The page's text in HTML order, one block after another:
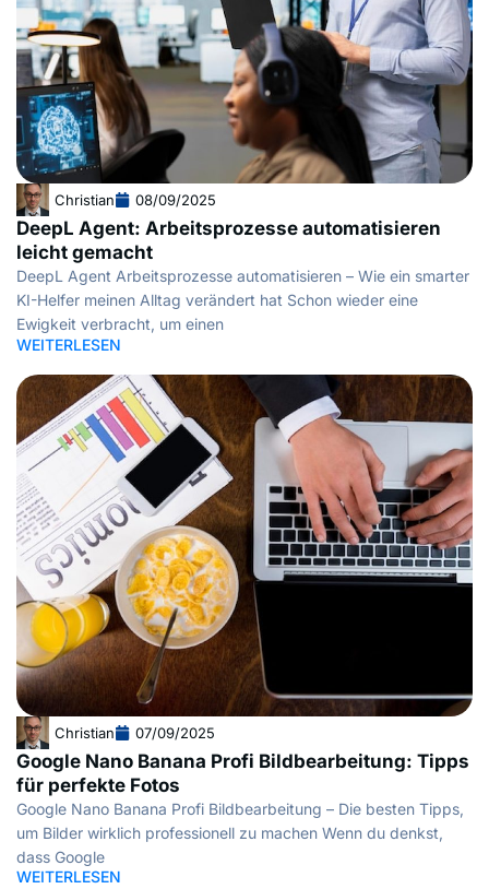
Christian 08/09/2025
DeepL Agent: Arbeitsprozesse automatisieren
leicht gemacht
DeepL Agent Arbeitsprozesse automatisieren – Wie ein smarter
KI-Helfer meinen Alltag verändert hat Schon wieder eine
Ewigkeit verbracht, um einen
WEITERLESEN
Christian 07/09/2025
Google Nano Banana Profi Bildbearbeitung: Tipps
für perfekte Fotos
Google Nano Banana Profi Bildbearbeitung – Die besten Tipps,
um Bilder wirklich professionell zu machen Wenn du denkst,
dass Google
WEITERLESEN